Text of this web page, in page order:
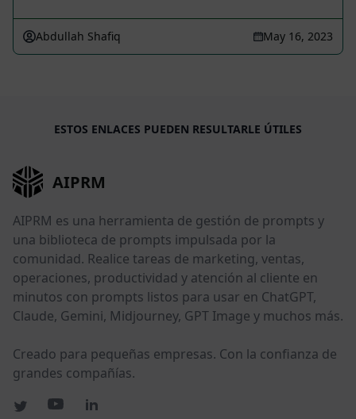
Abdullah Shafiq May 16, 2023
ESTOS ENLACES PUEDEN RESULTARLE ÚTILES
AIPRM
AIPRM es una herramienta de gestión de prompts y
una biblioteca de prompts impulsada por la
comunidad. Realice tareas de marketing, ventas,
operaciones, productividad y atención al cliente en
minutos con prompts listos para usar en ChatGPT,
Claude, Gemini, Midjourney, GPT Image y muchos más.
Creado para pequeñas empresas. Con la confianza de
grandes compañías.